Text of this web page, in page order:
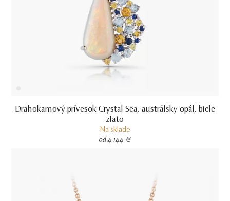
Drahokamový prívesok Crystal Sea, austrálsky opál, biele
zlato
Na sklade
od 4 144 €